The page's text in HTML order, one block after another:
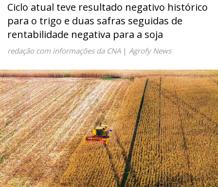
Ciclo atual teve resultado negativo histórico
para o trigo e duas safras seguidas de
rentabilidade negativa para a soja
redação com informações da CNA| Agrofy News